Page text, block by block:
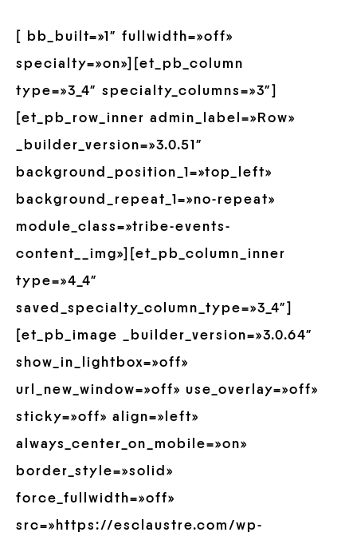
[ bb_built=»1″ fullwidth=»off»
specialty=»on»][et_pb_column
type=»3_4″ specialty_columns=»3″]
[et_pb_row_inner admin_label=»Row»
_builder_version=»3.0.51″
background_position_1=»top_left»
background_repeat_1=»no-repeat»
module_class=»tribe-events-
content__img»][et_pb_column_inner
type=»4_4″
saved_specialty_column_type=»3_4″]
[et_pb_image _builder_version=»3.0.64″
show_in_lightbox=»off»
url_new_window=»off» use_overlay=»off»
sticky=»off» align=»left»
always_center_on_mobile=»on»
border_style=»solid»
force_fullwidth=»off»
src=»https://esclaustre.com/wp-